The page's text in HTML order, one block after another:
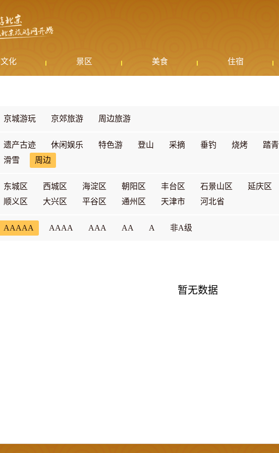
文化 景区 美食 住宿
京城游玩 京郊旅游 周边旅游
遗产古迹 休闲娱乐 特色游 登山 采摘 垂钓 烧烤 踏青
滑雪
周边
东城区 西城区 海淀区 朝阳区 丰台区 石景山区 延庆区
顺义区
大兴区 平谷区 通州区 天津市 河北省
AAAAA AAAA AAA AA A 非A级
暂无数据